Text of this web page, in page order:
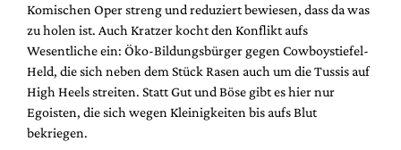
Komischen Oper streng und reduziert bewiesen, dass da was
zu holen ist. Auch Kratzer kocht den Konflikt aufs
Wesentliche ein: Öko-Bildungsbürger gegen Cowboystiefel-
Held, die sich neben dem Stück Rasen auch um die Tussis auf
High Heels streiten. Statt Gut und Böse gibt es hier nur
Egoisten, die sich wegen Kleinigkeiten bis aufs Blut
bekriegen.